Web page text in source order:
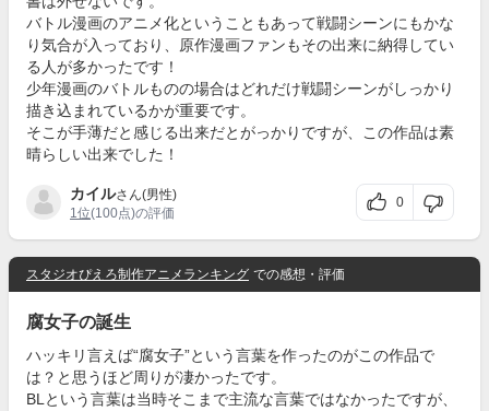
バトル漫画のアニメ化ということもあって戦闘シーンにもかな
り気合が入っており、原作漫画ファンもその出来に納得してい
る人が多かったです！
少年漫画のバトルものの場合はどれだけ戦闘シーンがしっかり
描き込まれているかが重要です。
そこが手薄だと感じる出来だとがっかりですが、この作品は素
晴らしい出来でした！
カイルさん(男性)
1位(100点)の評価
0
スタジオぴえろ制作アニメランキング での感想・評価
腐女子の誕生
ハッキリ言えば“腐女子”という言葉を作ったのがこの作品で
は？と思うほど周りが凄かったです。
BLという言葉は当時そこまで主流な言葉ではなかったですが、